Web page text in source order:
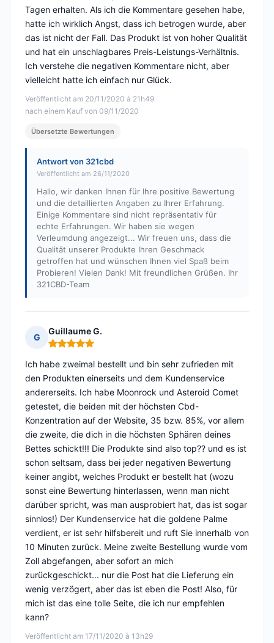
Veröffentlicht am 20/11/2020 à 21h49
nach einem Kauf von 09/11/2020
Tagen erhalten. Als ich die Kommentare gesehen habe,
hatte ich wirklich Angst, dass ich betrogen wurde, aber
das ist nicht der Fall. Das Produkt ist von hoher Qualität
und hat ein unschlagbares Preis-Leistungs-Verhältnis.
Ich verstehe die negativen Kommentare nicht, aber
vielleicht hatte ich einfach nur Glück.
Übersetzte Bewertungen
Antwort von 321cbd
Veröffentlicht am 26/11/2020
Hallo, wir danken Ihnen für Ihre positive Bewertung
und die detaillierten Angaben zu Ihrer Erfahrung.
Einige Kommentare sind nicht repräsentativ für
echte Erfahrungen. Wir haben sie wegen
Verleumdung angezeigt... Wir freuen uns, dass die
Qualität unserer Produkte Ihren Geschmack
getroffen hat und wünschen Ihnen viel Spaß beim
Probieren! Vielen Dank! Mit freundlichen Grüßen. Ihr
321CBD-Team
G
Guillaume G.
Hinweis: 5 von 5
Veröffentlicht am 17/11/2020 à 13h29
Ich habe zweimal bestellt und bin sehr zufrieden mit
den Produkten einerseits und dem Kundenservice
andererseits. Ich habe Moonrock und Asteroid Comet
getestet, die beiden mit der höchsten Cbd-
Konzentration auf der Website, 35 bzw. 85%, vor allem
die zweite, die dich in die höchsten Sphären deines
Bettes schickt!!! Die Produkte sind also top?? und es ist
schon seltsam, dass bei jeder negativen Bewertung
keiner angibt, welches Produkt er bestellt hat (wozu
sonst eine Bewertung hinterlassen, wenn man nicht
darüber spricht, was man ausprobiert hat, das ist sogar
sinnlos!) Der Kundenservice hat die goldene Palme
verdient, er ist sehr hilfsbereit und ruft Sie innerhalb von
10 Minuten zurück. Meine zweite Bestellung wurde vom
Zoll abgefangen, aber sofort an mich
zurückgeschickt... nur die Post hat die Lieferung ein
wenig verzögert, aber das ist eben die Post! Also, für
mich ist das eine tolle Seite, die ich nur empfehlen
kann?